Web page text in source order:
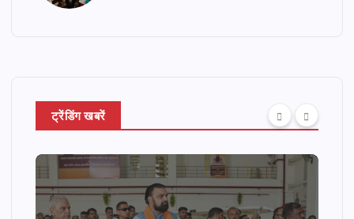
ट्रेंडिंग खबरें